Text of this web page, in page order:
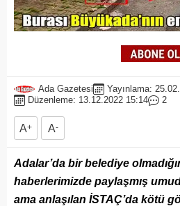
Ada Gazetesi
Yayınlama:
Düzenleme: 13.12.2022 15:14
2
A+ A-
Adalar’da bir belediye
haberlerimizde paylaşmış
ama anlaşılan İSTAÇ’da kötü